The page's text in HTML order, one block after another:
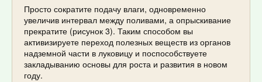
Просто сократите подачу влаги, одновременно
увеличив интервал между поливами, а опрыскивание
прекратите (рисунок 3). Таким способом вы
активизируете переход полезных веществ из органов
надземной части в луковицу и поспособствуете
закладыванию основы для роста и развития в новом
году.